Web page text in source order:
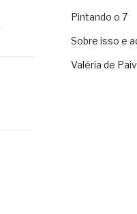
Pintando o 7
Sobre isso e
Valéria de